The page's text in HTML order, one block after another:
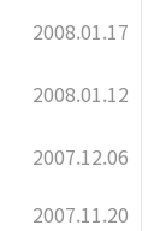
2008.01.17
2008.01.12
2007.12.06
2007.11.20